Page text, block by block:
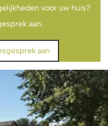
voor uw huis?
aan.
aan